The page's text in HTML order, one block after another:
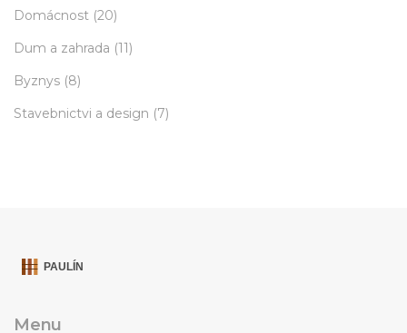
Domácnost (20)
Dum a zahrada (11)
Byznys (8)
Stavebnictvi a design (7)
Menu